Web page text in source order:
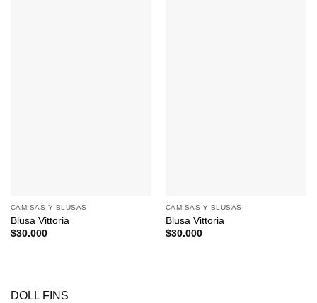
CAMISAS Y BLUSAS
Blusa Vittoria
$30.000
CAMISAS Y BLUSAS
Blusa Vittoria
$30.000
DOLL FINS